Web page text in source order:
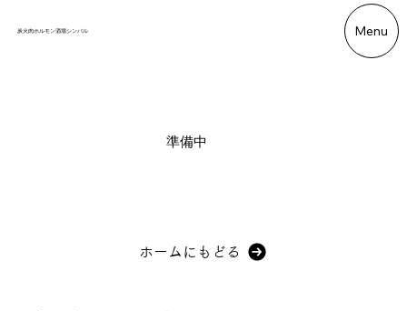
炭火肉ホルモン酒場シンバル Menu
準備中
ホームにもどる